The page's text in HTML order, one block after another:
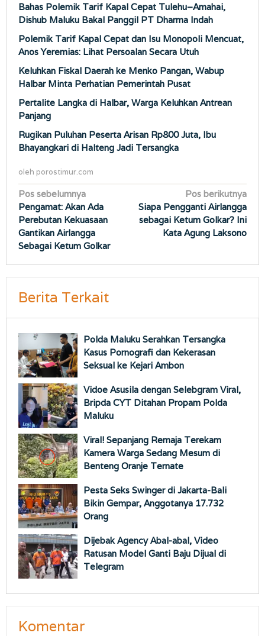
Bahas Polemik Tarif Kapal Cepat Tulehu–Amahai,
Dishub Maluku Bakal Panggil PT Dharma Indah
Polemik Tarif Kapal Cepat dan Isu Monopoli Mencuat,
Anos Yeremias: Lihat Persoalan Secara Utuh
Keluhkan Fiskal Daerah ke Menko Pangan, Wabup
Halbar Minta Perhatian Pemerintah Pusat
Pertalite Langka di Halbar, Warga Keluhkan Antrean
Panjang
Rugikan Puluhan Peserta Arisan Rp800 Juta, Ibu
Bhayangkari di Halteng Jadi Tersangka
oleh porostimur.com
Navigasi
pos
Pos sebelumnya
Pengamat: Akan Ada
Perebutan Kekuasaan
Gantikan Airlangga
Sebagai Ketum Golkar
Pos berikutnya
Siapa Pengganti Airlangga
sebagai Ketum Golkar? Ini
Kata Agung Laksono
Berita Terkait
Polda Maluku Serahkan Tersangka
Kasus Pornografi dan Kekerasan
Seksual ke Kejari Ambon
Vidoe Asusila dengan Selebgram Viral,
Bripda CYT Ditahan Propam Polda
Maluku
Viral! Sepanjang Remaja Terekam
Kamera Warga Sedang Mesum di
Benteng Oranje Ternate
Pesta Seks Swinger di Jakarta-Bali
Bikin Gempar, Anggotanya 17.732
Orang
Dijebak Agency Abal-abal, Video
Ratusan Model Ganti Baju Dijual di
Telegram
Komentar